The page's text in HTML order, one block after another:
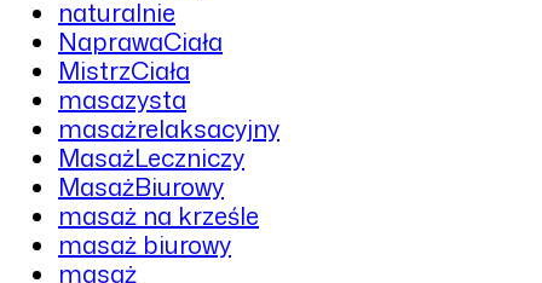
naturalnie
NaprawaCiała
MistrzCiała
masazysta
masażrelaksacyjny
MasażLeczniczy
MasażBiurowy
masaż na krześle
masaż biurowy
masaż